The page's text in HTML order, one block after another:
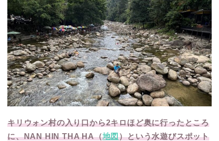
キリウォン村の入り口から2キロほど奥に行ったところ
に、NAN HIN THA HA（地図）という水遊びスポット